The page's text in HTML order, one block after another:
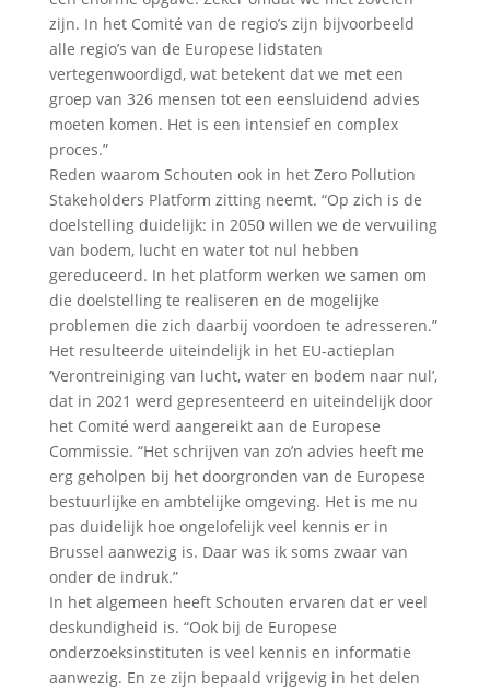
zijn. In het Comité van de regio’s zijn bijvoorbeeld
alle regio’s van de Europese lidstaten
vertegenwoordigd, wat betekent dat we met een
groep van 326 mensen tot een eensluidend advies
moeten komen. Het is een intensief en complex
proces.”
Reden waarom Schouten ook in het Zero Pollution
Stakeholders Platform zitting neemt. “Op zich is de
doelstelling duidelijk: in 2050 willen we de vervuiling
van bodem, lucht en water tot nul hebben
gereduceerd. In het platform werken we samen om
die doelstelling te realiseren en de mogelijke
problemen die zich daarbij voordoen te adresseren.”
Het resulteerde uiteindelijk in het EU-actieplan
‘Verontreiniging van lucht, water en bodem naar nul’,
dat in 2021 werd gepresenteerd en uiteindelijk door
het Comité werd aangereikt aan de Europese
Commissie. “Het schrijven van zo’n advies heeft me
erg geholpen bij het doorgronden van de Europese
bestuurlijke en ambtelijke omgeving. Het is me nu
pas duidelijk hoe ongelofelijk veel kennis er in
Brussel aanwezig is. Daar was ik soms zwaar van
onder de indruk.”
In het algemeen heeft Schouten ervaren dat er veel
deskundigheid is. “Ook bij de Europese
onderzoeksinstituten is veel kennis en informatie
aanwezig. En ze zijn bepaald vrijgevig in het delen